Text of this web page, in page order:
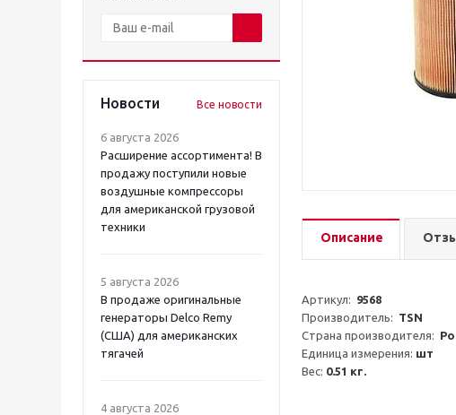
Новости Все новости
6 августа 2026
Расширение ассортимента! В
продажу поступили новые
воздушные компрессоры
для американской грузовой
техники
5 августа 2026
В продаже оригинальные
генераторы Delco Remy
(США) для американских
тягачей
4 августа 2026
Описание
Артикул: 9568
Производитель: TSN
Страна производителя:
Единица измерения: шт
Вес: 0.51 кг.